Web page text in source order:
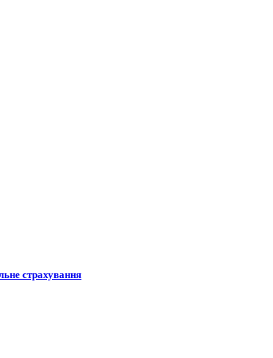
страхування